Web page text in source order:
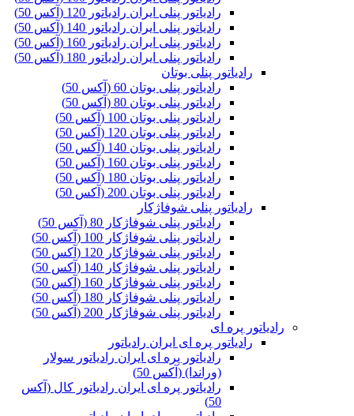
رادیاتور پنلی ایران رادیاتور 120 (آکس 50)
رادیاتور پنلی ایران رادیاتور 140 (آکس 50)
رادیاتور پنلی ایران رادیاتور 160 (آکس 50)
رادیاتور پنلی ایران رادیاتور 180 (آکس 50)
رادیاتور پنلی بوتان
رادیاتور پنلی بوتان 60 (آکس 50)
رادیاتور پنلی بوتان 80 (آکس 50)
رادیاتور پنلی بوتان 100 (آکس 50)
رادیاتور پنلی بوتان 120 (آکس 50)
رادیاتور پنلی بوتان 140 (آکس 50)
رادیاتور پنلی بوتان 160 (آکس 50)
رادیاتور پنلی بوتان 180 (آکس 50)
رادیاتور پنلی بوتان 200 (آکس 50)
رادیاتور پنلی شوفاژکار
رادیاتور پنلی شوفاژکار 80 (آکس 50)
رادیاتور پنلی شوفاژکار 100 (آکس 50)
رادیاتور پنلی شوفاژکار 120 (آکس 50)
رادیاتور پنلی شوفاژکار 140 (آکس 50)
رادیاتور پنلی شوفاژکار 160 (آکس 50)
رادیاتور پنلی شوفاژکار 180 (آکس 50)
رادیاتور پنلی شوفاژکار 200 (آکس 50)
رادیاتور پره ای
رادیاتور پره ای ایران رادیاتور
رادیاتور پره ای ایران رادیاتور سولار
(وراندا) (آکس 50)
رادیاتور پره ای ایران رادیاتور کال (آکس
50)